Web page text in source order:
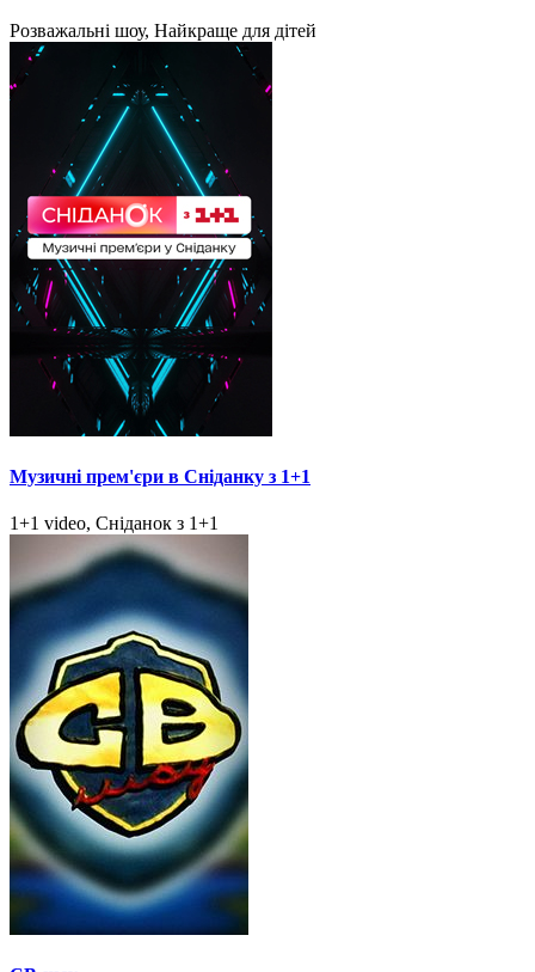
Розважальні шоу, Найкраще для дітей
Музичні прем'єри в Сніданку з 1+1
1+1 video, Сніданок з 1+1